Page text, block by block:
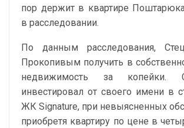
пор держит в квартире
в расследовании.
По данным расследования,
Прокопивым получить в
недвижимость за копейки.
инвестировал от своего имени в
ЖК Signature, при невыясненных
приобретя квартиру по цене в